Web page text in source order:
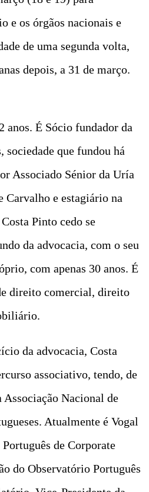
e os órgãos nacionais e
de uma segunda volta,
depois, a 31 de março.
anos. É Sócio fundador da
sociedade que fundou há
Associado Sénior da Uría
Carvalho e estagiário na
Pinto cedo se
da advocacia, com o seu
com apenas 30 anos. É
direito comercial, direito
da advocacia, Costa
associativo, tendo, de
Associação Nacional de
Atualmente é Vogal
de Corporate
do Observatório Português